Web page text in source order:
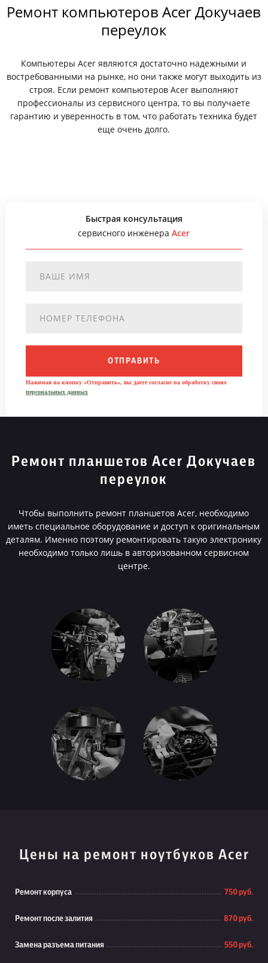
Ремонт компьютеров Acer Докучаев
переулок
Компьютеры Acer являются достаточно надежными и
востребованными на рынке, но они также могут выходить из
строя. Если ремонт компьютеров Acer выполняют
профессионалы из сервисного центра, то вы получаете
гарантию и уверенность в том, что работать техника будет
еще очень долго.
Быстрая консультация
сервисного инженераAcer
ОТПРАВИТЬ
Нажимая на кнопку «Отправить», вы даете согласие на обработку своих
персональных данных
Ремонт планшетов Acer Докучаев
переулок
Чтобы выполнить ремонт планшетов Acer, необходимо
иметь специальное оборудование и доступ к оригинальным
деталям. Именно поэтому ремонтировать такую электронику
необходимо только лишь в авторизованном сервисном
центре.
Цены на ремонт ноутбуков Acer
Ремонт корпуса 750 руб.
Ремонт после залития 870 руб.
Замена разъема питания 550 руб.